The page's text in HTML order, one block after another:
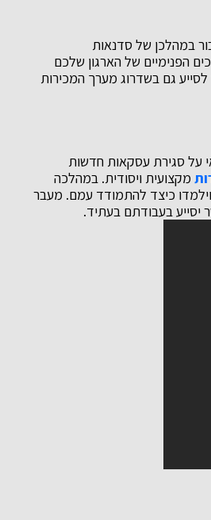
במהלכן של סדנאות
הפנימיים של הארגון שלכם
לסייע גם בשדרוג מערך המכירות
על סגירת עסקאות חדשות
מקצועית ויסודית. במהלכה
וילמדו כיצד להתמודד עמם. מעבר
יסייע בעבודתם בעתיד.